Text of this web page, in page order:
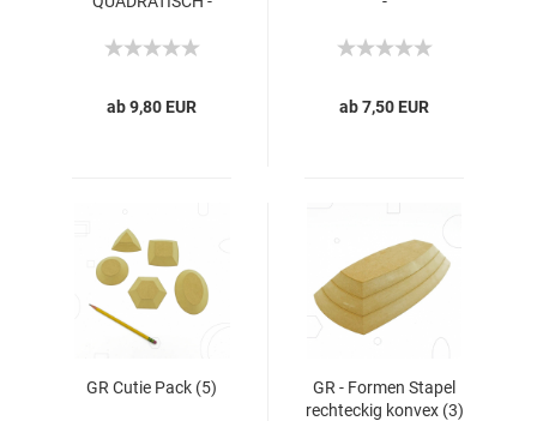
ab 9,80 EUR ab 7,50 EUR
GR Cutie Pack (5)
GR - Formen Stapel
rechteckig konvex (3)